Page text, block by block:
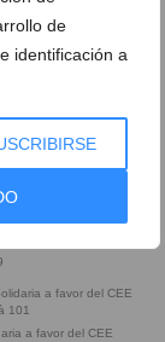
de
identificación a
a favor del CEE